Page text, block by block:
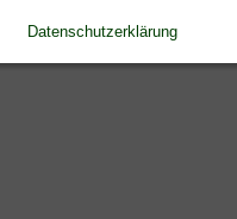
Datenschutzerklärung